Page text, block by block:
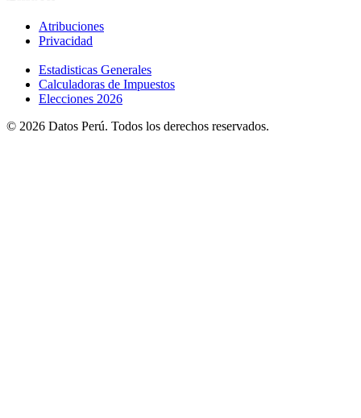
Atribuciones
Privacidad
Estadisticas Generales
Calculadoras de Impuestos
Elecciones 2026
© 2026 Datos Perú. Todos los derechos reservados.